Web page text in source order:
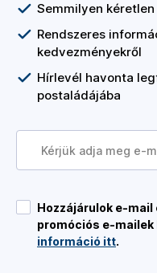
Semmilyen
Rendszeres
kedvezményekről
Hírlevél havonta
postaládájába
Hozzájárulok e-
promóciós e-mailek
információ itt.